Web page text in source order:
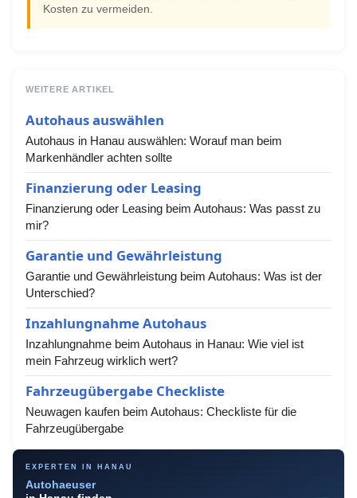
Kosten zu vermeiden.
WEITERE ARTIKEL
Autohaus auswählen
Autohaus in Hanau auswählen: Worauf man beim
Markenhändler achten sollte
Finanzierung oder Leasing
Finanzierung oder Leasing beim Autohaus: Was passt zu
mir?
Garantie und Gewährleistung
Garantie und Gewährleistung beim Autohaus: Was ist der
Unterschied?
Inzahlungnahme Autohaus
Inzahlungnahme beim Autohaus in Hanau: Wie viel ist
mein Fahrzeug wirklich wert?
Fahrzeugübergabe Checkliste
Neuwagen kaufen beim Autohaus: Checkliste für die
Fahrzeugübergabe
EXPERTEN IN HANAU
Autohaeuser